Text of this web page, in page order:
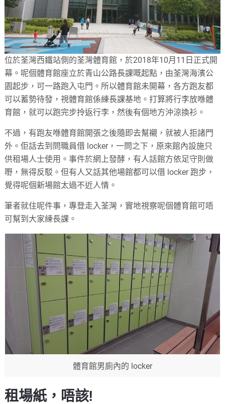
位於荃灣西鐵站側的荃灣體育館，於2018年10月11日正式開
幕。呢個體育館座立於青山公路長課嘅起點，由荃灣海濱公
園起步，可一路跑入屯門。所以體育館未開幕，各方跑友都
可以蓄勢待發，視體育館係練長課基地。打算將行李放喺體
育館，就可以跑完步拎返行李，然後有個地方沖涼換衫。
不過，有跑友喺體育館開張之後隨即去幫襯，就被人拒諸門
外。佢話去到問職員借 locker，一問之下，原來館內設施只
供租場人士使用。事件於網上發酵，有人話館方依足守則做
嘢，無得反駁。但有人又話其他場館都可以借 locker 跑步，
覺得呢個新場館太過不近人情。
筆者就住呢件事，專登走入荃灣，實地視察呢個體育館可唔
可幫到大家練長課。
體育館男廁內的 locker
租場紙，唔該!